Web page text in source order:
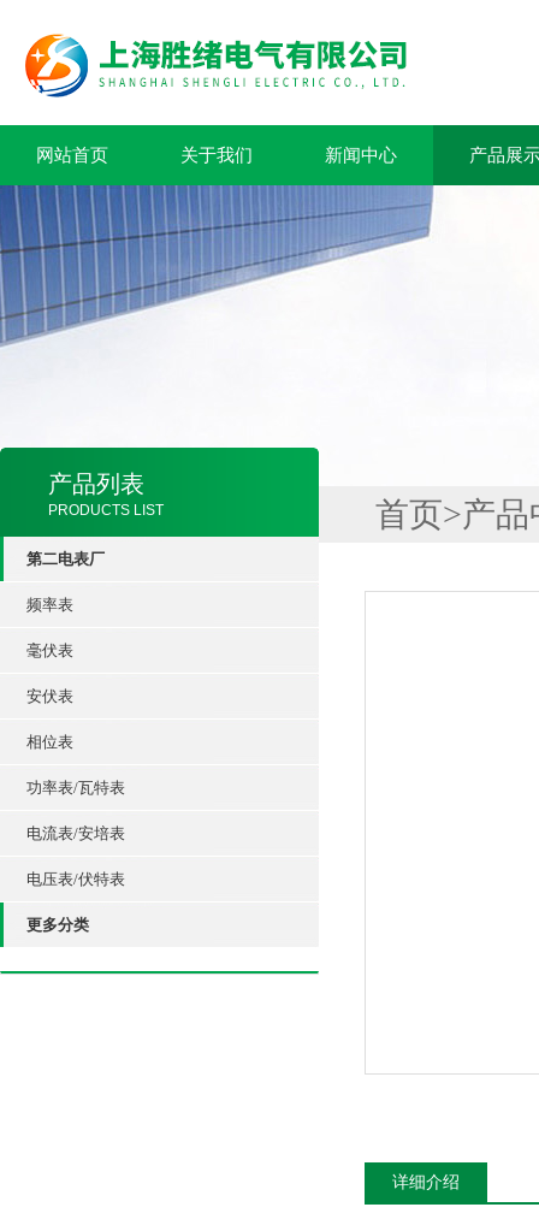
网站首页 关于我们 新闻中心 产品展
产品列表
PRODUCTS LIST
第二电表厂
频率表
毫伏表
安伏表
相位表
功率表/瓦特表
电流表/安培表
电压表/伏特表
更多分类
首页>产品
详细介绍